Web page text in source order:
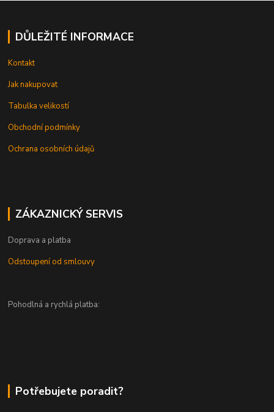
DŮLEŽITÉ INFORMACE
Kontakt
Jak nakupovat
Tabulka velikostí
Obchodní podmínky
Ochrana osobních údajů
ZÁKAZNICKÝ SERVIS
Doprava a platba
Odstoupení od smlouvy
Pohodlná a rychlá platba:
Potřebujete poradit?